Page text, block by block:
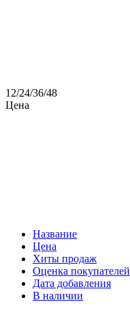
12/24/36/48
Цена
Название
Цена
Хиты продаж
Оценка покупателей
Дата добавления
В наличии